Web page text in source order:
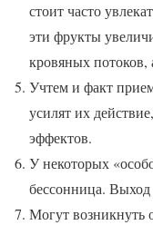
стоит часто
эти фрукты
кровяных потоков,
Учтем и факт
усилят их
эффектов.
У некоторых
бессонница.
Могут